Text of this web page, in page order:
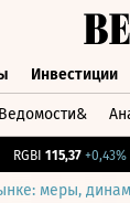
Инвестиции
Ведомости&
RGBI 115,37 +0,43%↑
меры,